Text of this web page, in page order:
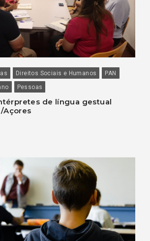
Direitos Sociais e Humanos
PAN
Pessoas
de língua gestual
Açores